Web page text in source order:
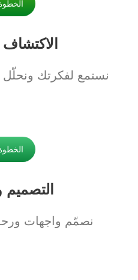
الخطوة
نستمع لفكرتك ونحلّل
الخطوة
التصميم
نصمّم واجهات